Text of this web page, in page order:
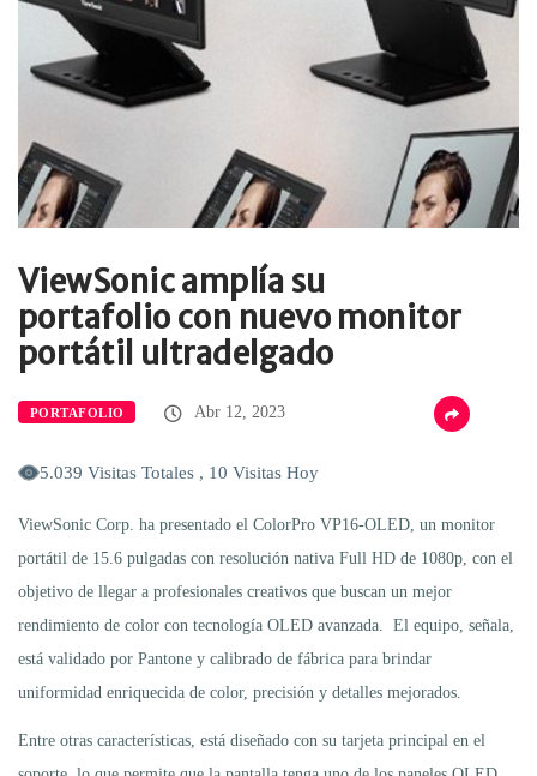
ViewSonic amplía su
portafolio con nuevo monitor
portátil ultradelgado
PORTAFOLIO Abr 12, 2023
5.039 Visitas Totales , 10 Visitas Hoy
ViewSonic Corp. ha presentado el ColorPro VP16-OLED, un monitor
portátil de 15.6 pulgadas con resolución nativa Full HD de 1080p, con el
objetivo de llegar a profesionales creativos que buscan un mejor
rendimiento de color con tecnología OLED avanzada. El equipo, señala,
está validado por Pantone y calibrado de fábrica para brindar
uniformidad enriquecida de color, precisión y detalles mejorados.
Entre otras características, está diseñado con su tarjeta principal en el